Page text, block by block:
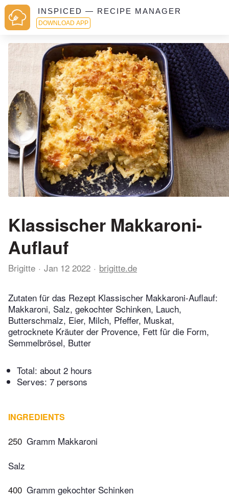
INSPICED — RECIPE MANAGER
DOWNLOAD APP
Klassischer Makkaroni-
Auflauf
Brigitte Jan 12 2022 brigitte.de
Zutaten für das Rezept Klassischer Makkaroni-Auflauf:
Makkaroni, Salz, gekochter Schinken, Lauch,
Butterschmalz, Eier, Milch, Pfeffer, Muskat,
getrocknete Kräuter der Provence, Fett für die Form,
Semmelbrösel, Butter
Total: about 2 hours
Serves: 7 persons
INGREDIENTS
250 Gramm Makkaroni
Salz
400 Gramm gekochter Schinken